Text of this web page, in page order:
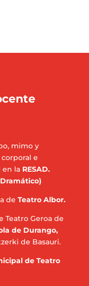
mimo y
e
en la RESAD.
de Teatro Albor.
Geroa de
de Durango,
de Basauri.
de Teatro